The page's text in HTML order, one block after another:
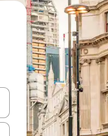
nach oben und